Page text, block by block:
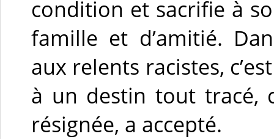
condition et sacrifie à
famille et d’amitié.
aux relents racistes,
à un destin tout tracé,
résignée, a accepté.